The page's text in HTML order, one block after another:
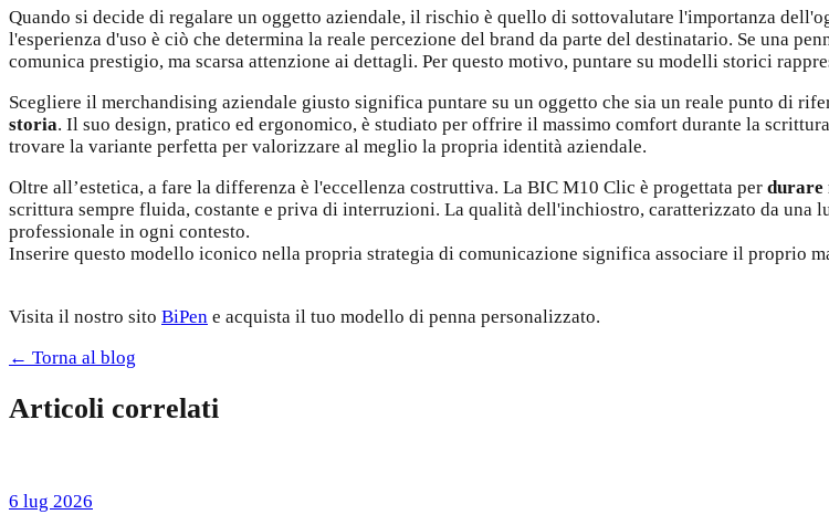
Quando si decide di regalare un oggetto aziendale, il rischio è quello di sottovalutare l'importanza
l'esperienza d'uso è ciò che determina la reale percezione del brand da parte del destinatario. Se una
comunica prestigio, ma scarsa attenzione ai dettagli. Per questo motivo, puntare su modelli storici
Scegliere il merchandising aziendale giusto significa puntare su un oggetto che sia un reale punto di
storia. Il suo design, pratico ed ergonomico, è studiato per offrire il massimo comfort durante la
trovare la variante perfetta per valorizzare al meglio la propria identità aziendale.
Oltre all’estetica, a fare la differenza è l'eccellenza costruttiva. La BIC M10 Clic è progettata per durare
scrittura sempre fluida, costante e priva di interruzioni. La qualità dell'inchiostro, caratterizzato da una
professionale in ogni contesto.
Inserire questo modello iconico nella propria strategia di comunicazione significa associare il proprio
Visita il nostro sito BiPen e acquista il tuo modello di penna personalizzato.
← Torna al blog
Articoli correlati
6 lug 2026